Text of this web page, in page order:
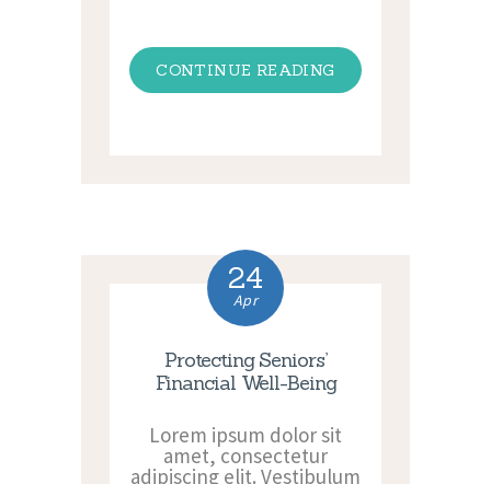
CONTINUE READING
24
Apr
Protecting Seniors’
Financial Well-Being
Lorem ipsum dolor sit
amet, consectetur
adipiscing elit. Vestibulum